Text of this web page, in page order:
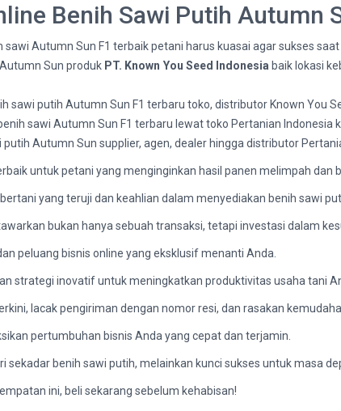
Benih Sawi Putih Autumn
sawi Autumn Sun F1 terbaik petani harus kuasai agar sukses
Sun produk PT. Known You Seed Indonesia baik lokasi
sawi putih Autumn Sun F1 terbaru toko, distributor Known You
sawi Autumn Sun F1 terbaru lewat toko Pertanian Indonesia
putih Autumn Sun supplier, agen, dealer hingga distributor
untuk petani yang menginginkan hasil panen melimpah dan
yang teruji dan keahlian dalam menyediakan benih sawi
bukan hanya sebuah transaksi, tetapi investasi dalam
peluang bisnis online yang eksklusif menanti Anda.
strategi inovatif untuk meningkatkan produktivitas usaha tani
lacak pengiriman dengan nomor resi, dan rasakan
pertumbuhan bisnis Anda yang cepat dan terjamin.
sekadar benih sawi putih, melainkan kunci sukses untuk masa
ini, beli sekarang sebelum kehabisan!